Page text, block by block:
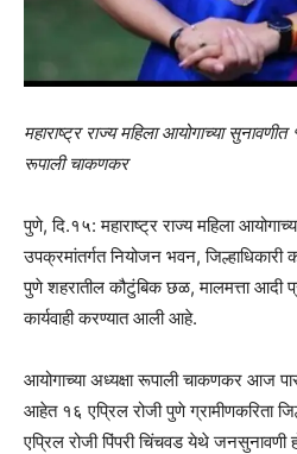
महाराष्ट्र राज्य महिला आयोगाच्या सुनावणीत
रूपाली चाकणकर
पुणे, दि.१५: महाराष्ट्र राज्य महिला
उपक्रमांतर्गत नियोजन भवन, जिल्हाधिकारी
पुणे शहरातील कौटुंबिक छळ, मालमत्ता आदी
कार्यवाही करण्यात आली आहे.
आयोगाच्या अध्यक्षा रूपाली चाकणकर आज
आहेत १६ एप्रिल रोजी पुणे ग्रामीणकरिता
एप्रिल रोजी पिंपरी चिंचवड येथे जनसुनावणी